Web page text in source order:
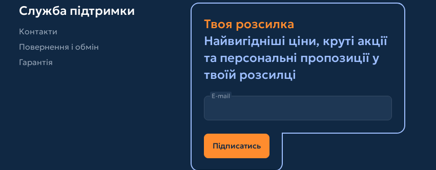
Служба підтримки
Контакти
Повернення і обмін
Гарантія
Твоя розсилка
Найвигідніші ціни, круті акції
та персональні пропозиції у
твоїй розсилці
E-mail
Підписатись